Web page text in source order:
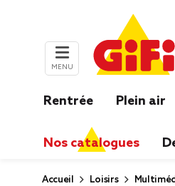
MENU
Rentrée Plein air
Nos catalogues
Accueil Loisirs